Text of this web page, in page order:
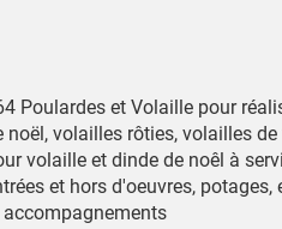
Poulardes et Volaille pour
noël, volailles rôties, volailles
volaille et dinde de noêl à
et hors d'oeuvres, potages,
accompagnements